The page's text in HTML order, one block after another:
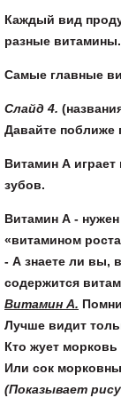
Каждый вид
разные витамины.
Самые главные
Слайд 4.
Давайте поближе
Витамин А
зубов.
Витамин А -
«витамином
- А знаете ли вы,
содержится
Витамин А.
Лучше видит
Кто жует
Или сок
(Показывает